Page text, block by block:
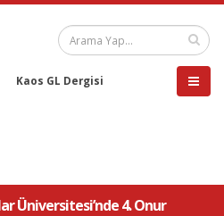
Kaos GL Dergisi
Üniversitesi’nde 4. Onur